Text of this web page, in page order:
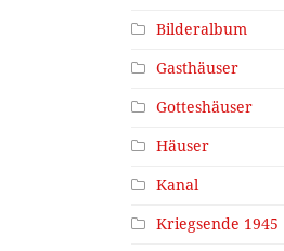
Bilderalbum
Gasthäuser
Gotteshäuser
Häuser
Kanal
Kriegsende 1945